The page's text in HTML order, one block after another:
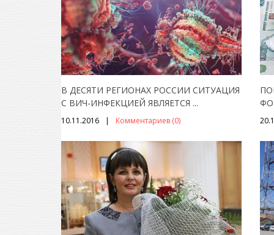
В ДЕСЯТИ РЕГИОНАХ РОССИИ СИТУАЦИЯ
С ВИЧ-ИНФЕКЦИЕЙ ЯВЛЯЕТСЯ ...
10.11.2016 Комментариев (0)